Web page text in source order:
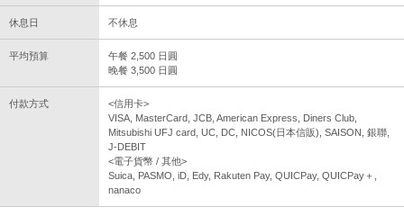
休息日 不休息
平均預算
午餐 2,500 日圓
晚餐 3,500 日圓
付款方式
<信用卡>
VISA, MasterCard, JCB, American Express, Diners Club,
Mitsubishi UFJ card, UC, DC, NICOS(日本信販), SAISON, 銀聯,
J-DEBIT
<電子貨幣 / 其他>
Suica, PASMO, iD, Edy, Rakuten Pay, QUICPay, QUICPay＋,
nanaco